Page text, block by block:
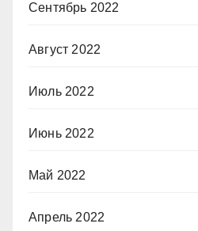
Сентябрь 2022
Август 2022
Июль 2022
Июнь 2022
Май 2022
Апрель 2022